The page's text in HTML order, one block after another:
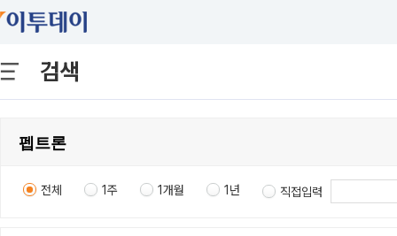
검색
전체 1주 1개월 1년 직접입력